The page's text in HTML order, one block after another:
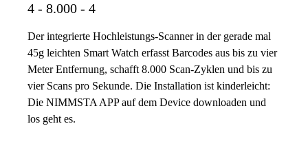
4 - 8.000 - 4
Der integrierte Hochleistungs-Scanner in der gerade mal
45g leichten Smart Watch erfasst Barcodes aus bis zu vier
Meter Entfernung, schafft 8.000 Scan-Zyklen und bis zu
vier Scans pro Sekunde. Die Installation ist kinderleicht:
Die NIMMSTA APP auf dem Device downloaden und
los geht es.